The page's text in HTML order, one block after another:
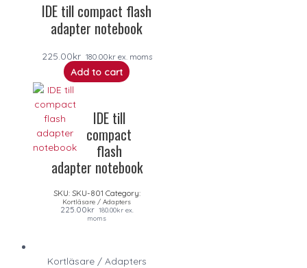
IDE till compact flash
adapter notebook
225.00kr 180.00krex. moms
Add to cart
IDE till
compact
flash
adapter notebook
SKU: SKU-801 Category:
Kortläsare / Adapters
225.00kr 180.00krex.
moms
Kortläsare / Adapters